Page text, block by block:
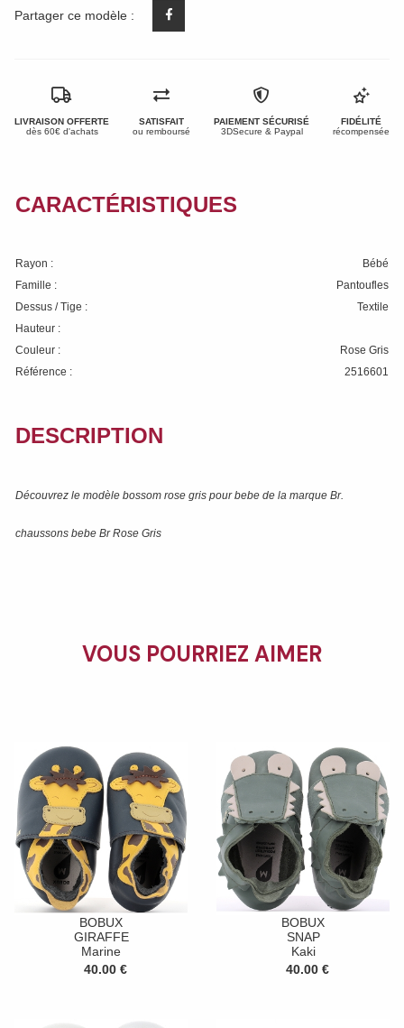
Partager ce modèle :
LIVRAISON OFFERTE
dès 60€ d'achats
SATISFAIT
ou remboursé
PAIEMENT SÉCURISÉ
3DSecure & Paypal
FIDÉLITÉ
récompensée
CARACTÉRISTIQUES
Rayon :
Bébé
Famille :
Pantoufles
Dessus / Tige :
Textile
Hauteur :
Couleur :
Rose Gris
Référence :
2516601
DESCRIPTION
Découvrez le modèle bossom rose gris pour bebe de la marque Br.
chaussons bebe Br Rose Gris
VOUS POURRIEZ AIMER
BOBUX
GIRAFFE
Marine
40.00 €
BOBUX
SNAP
Kaki
40.00 €